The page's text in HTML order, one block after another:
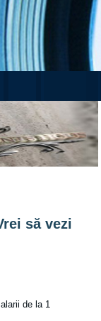
să vezi
de la 1